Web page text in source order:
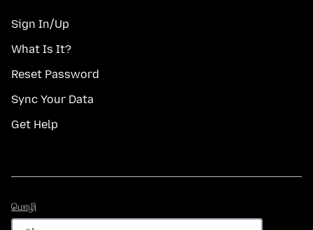
Sign In/Up
What Is It?
Reset Password
Sync Your Data
Get Help
மொழி